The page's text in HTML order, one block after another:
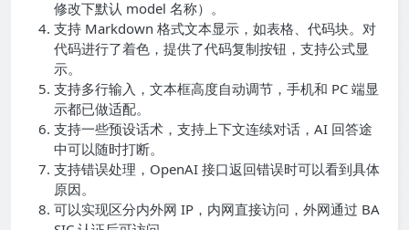
修改下默认 model 名称）。
支持 Markdown 格式文本显示，如表格、代码块。对
代码进行了着色，提供了代码复制按钮，支持公式显
示。
支持多行输入，文本框高度自动调节，手机和 PC 端显
示都已做适配。
支持一些预设话术，支持上下文连续对话，AI 回答途
中可以随时打断。
支持错误处理，OpenAI 接口返回错误时可以看到具体
原因。
可以实现区分内外网 IP，内网直接访问，外网通过 BA